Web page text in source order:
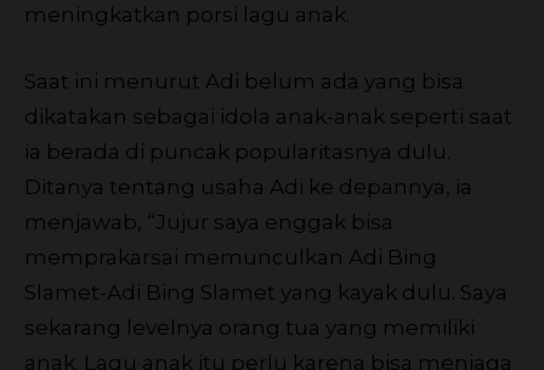
meningkatkan porsi lagu anak.
Saat ini menurut Adi belum ada yang bisa
dikatakan sebagai idola anak-anak seperti saat
ia berada di puncak popularitasnya dulu.
Ditanya tentang usaha Adi ke depannya, ia
menjawab, “Jujur saya enggak bisa
memprakarsai memunculkan Adi Bing
Slamet-Adi Bing Slamet yang kayak dulu. Saya
sekarang levelnya orang tua yang memiliki
anak. Lagu anak itu perlu karena bisa menjaga